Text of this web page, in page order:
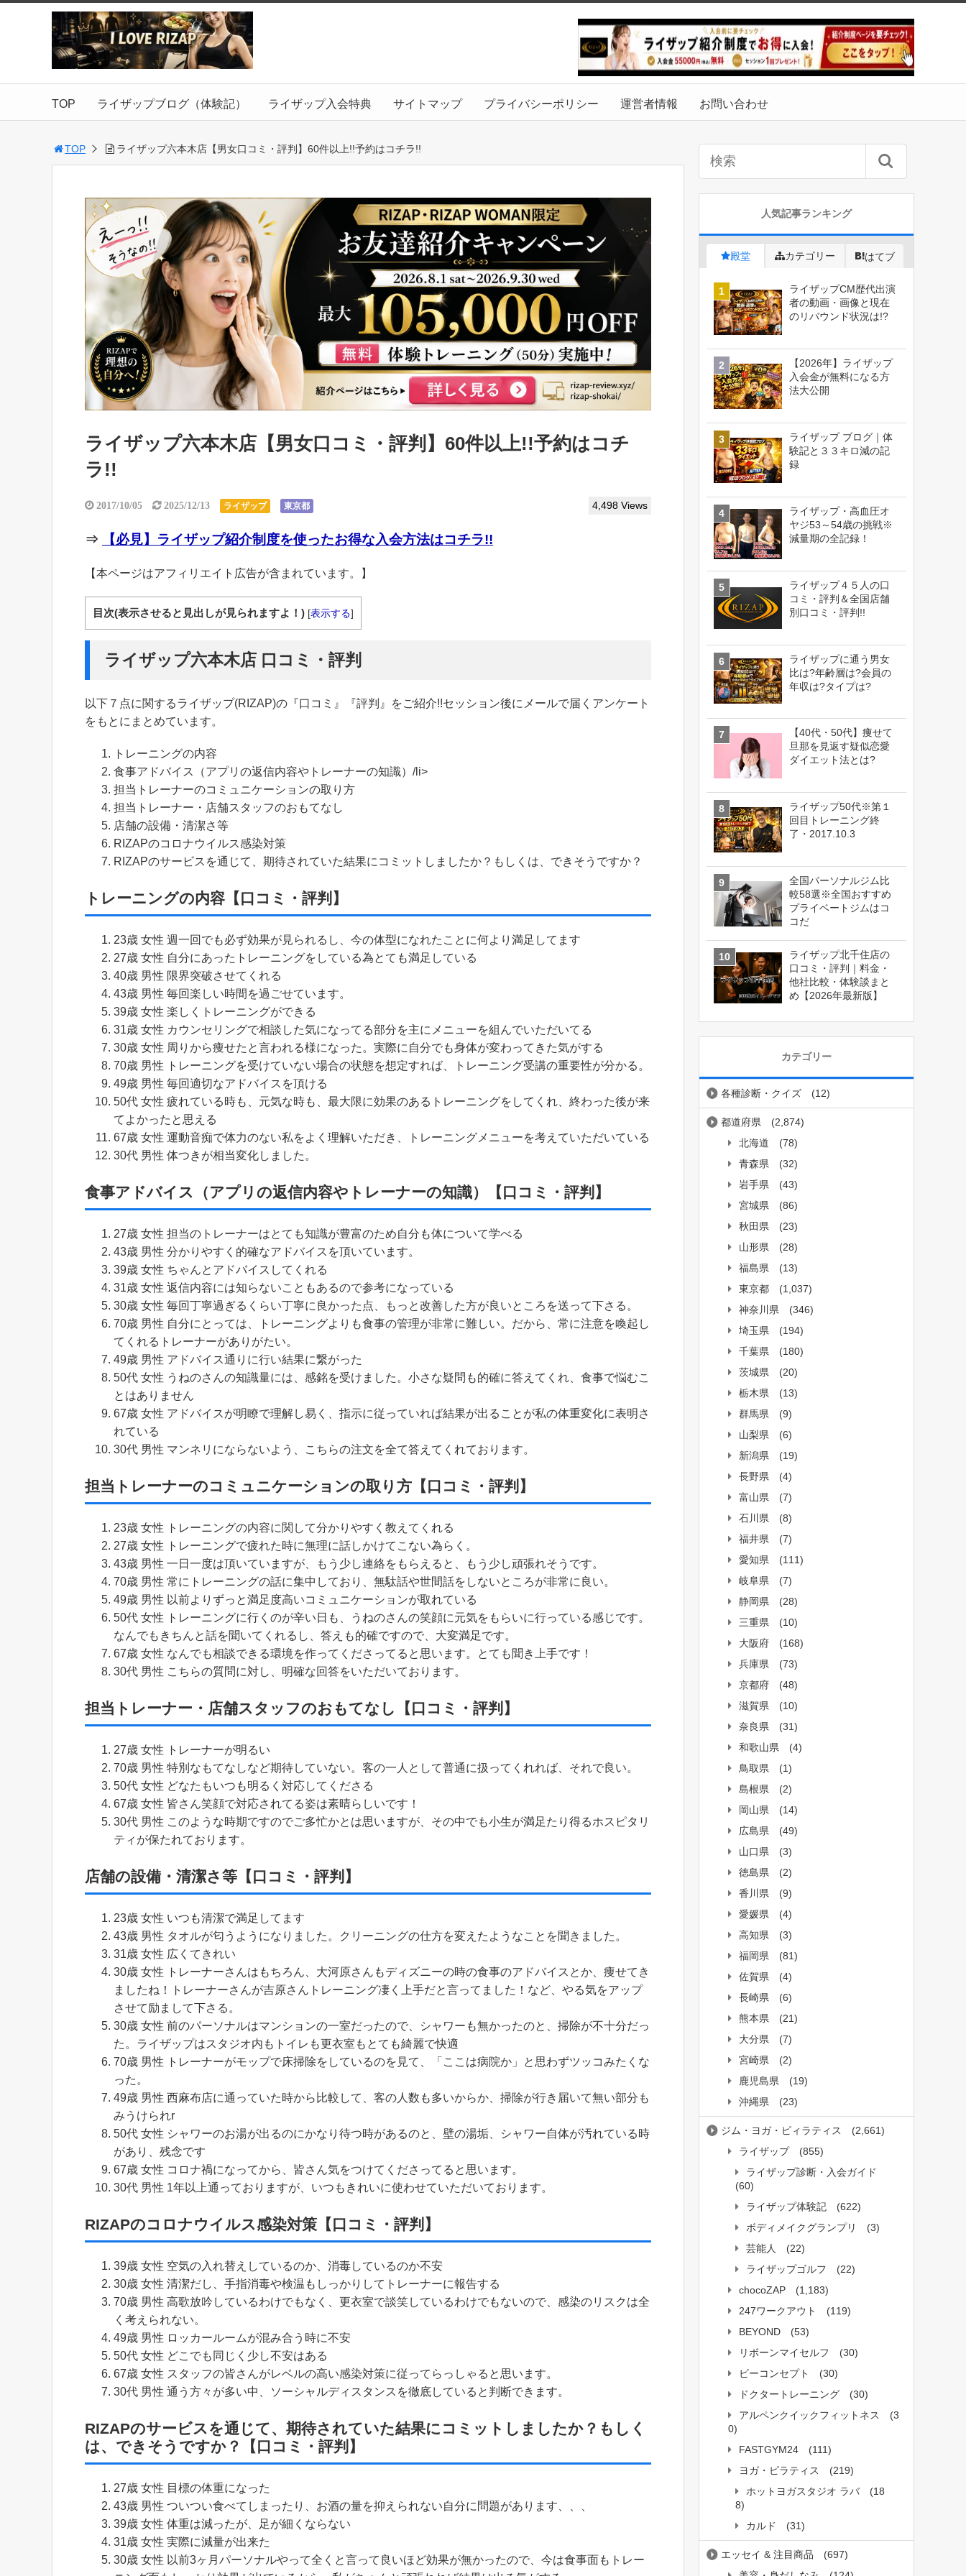
TOP ライザップブログ（体験記） ライザップ入会特典 サイトマップ プライバシーポリシー 運営者情報 お問い合わせ
TOP ライザップ六本木店【男女口コミ・評判】60件以上!!予約はコチラ!!
ライザップ六本木店【男女口コミ・評判】60件以上!!予約はコチ
ラ!!
2017/10/05 2025/12/13 ライザップ 東京都 4,498 Views
⇒ 【必見】ライザップ紹介制度を使ったお得な入会方法はコチラ!!
【本ページはアフィリエイト広告が含まれています。】
目次(表示させると見出しが見られますよ！) [表示する]
ライザップ六本木店 口コミ・評判
以下７点に関するライザップ(RIZAP)の『口コミ』『評判』をご紹介!!セッション後にメールで届くアンケート
をもとにまとめています。
トレーニングの内容
食事アドバイス（アプリの返信内容やトレーナーの知識）/li>
担当トレーナーのコミュニケーションの取り方
担当トレーナー・店舗スタッフのおもてなし
店舗の設備・清潔さ等
RIZAPのコロナウイルス感染対策
RIZAPのサービスを通じて、期待されていた結果にコミットしましたか？もしくは、できそうですか？
トレーニングの内容【口コミ・評判】
23歳 女性 週一回でも必ず効果が見られるし、今の体型になれたことに何より満足してます
27歳 女性 自分にあったトレーニングをしている為とても満足している
40歳 男性 限界突破させてくれる
43歳 男性 毎回楽しい時間を過ごせています。
39歳 女性 楽しくトレーニングができる
31歳 女性 カウンセリングで相談した気になってる部分を主にメニューを組んでいただいてる
30歳 女性 周りから痩せたと言われる様になった。実際に自分でも身体が変わってきた気がする
70歳 男性 トレーニングを受けていない場合の状態を想定すれば、トレーニング受講の重要性が分かる。
49歳 男性 毎回適切なアドバイスを頂ける
50代 女性 疲れている時も、元気な時も、最大限に効果のあるトレーニングをしてくれ、終わった後が来
てよかったと思える
67歳 女性 運動音痴で体力のない私をよく理解いただき、トレーニングメニューを考えていただいている
30代 男性 体つきが相当変化しました。
食事アドバイス（アプリの返信内容やトレーナーの知識）【口コミ・評判】
27歳 女性 担当のトレーナーはとても知識が豊富のため自分も体について学べる
43歳 男性 分かりやすく的確なアドバイスを頂いています。
39歳 女性 ちゃんとアドバイスしてくれる
31歳 女性 返信内容には知らないこともあるので参考になっている
30歳 女性 毎回丁寧過ぎるくらい丁寧に良かった点、もっと改善した方が良いところを送って下さる。
70歳 男性 自分にとっては、トレーニングよりも食事の管理が非常に難しい。だから、常に注意を喚起し
てくれるトレーナーがありがたい。
49歳 男性 アドバイス通りに行い結果に繋がった
50代 女性 うねのさんの知識量には、感銘を受けました。小さな疑問も的確に答えてくれ、食事で悩むこ
とはありません
67歳 女性 アドバイスが明瞭で理解し易く、指示に従っていれば結果が出ることが私の体重変化に表明さ
れている
30代 男性 マンネリにならないよう、こちらの注文を全て答えてくれております。
担当トレーナーのコミュニケーションの取り方【口コミ・評判】
23歳 女性 トレーニングの内容に関して分かりやすく教えてくれる
27歳 女性 トレーニングで疲れた時に無理に話しかけてこない為らく。
43歳 男性 一日一度は頂いていますが、もう少し連絡をもらえると、もう少し頑張れそうです。
70歳 男性 常にトレーニングの話に集中しており、無駄話や世間話をしないところが非常に良い。
49歳 男性 以前よりずっと満足度高いコミュニケーションが取れている
50代 女性 トレーニングに行くのが辛い日も、うねのさんの笑顔に元気をもらいに行っている感じです。
なんでもきちんと話を聞いてくれるし、答えも的確ですので、大変満足です。
67歳 女性 なんでも相談できる環境を作ってくださってると思います。とても聞き上手です！
30代 男性 こちらの質問に対し、明確な回答をいただいております。
担当トレーナー・店舗スタッフのおもてなし【口コミ・評判】
27歳 女性 トレーナーが明るい
70歳 男性 特別なもてなしなど期待していない。客の一人として普通に扱ってくれれば、それで良い。
50代 女性 どなたもいつも明るく対応してくださる
67歳 女性 皆さん笑顔で対応されてる姿は素晴らしいです！
30代 男性 このような時期ですのでご多忙かとは思いますが、その中でも小生が満足たり得るホスピタリ
ティが保たれております。
店舗の設備・清潔さ等【口コミ・評判】
23歳 女性 いつも清潔で満足してます
43歳 男性 タオルが匂うようになりました。クリーニングの仕方を変えたようなことを聞きました。
31歳 女性 広くてきれい
30歳 女性 トレーナーさんはもちろん、大河原さんもディズニーの時の食事のアドバイスとか、痩せてき
ましたね！トレーナーさんが吉原さんトレーニング凄く上手だと言ってました！など、やる気をアップ
させて励まして下さる。
30歳 女性 前のパーソナルはマンションの一室だったので、シャワーも無かったのと、掃除が不十分だっ
た。ライザップはスタジオ内もトイレも更衣室もとても綺麗で快適
70歳 男性 トレーナーがモップで床掃除をしているのを見て、「ここは病院か」と思わずツッコみたくな
った。
49歳 男性 西麻布店に通っていた時から比較して、客の人数も多いからか、掃除が行き届いて無い部分も
みうけられr
50代 女性 シャワーのお湯が出るのにかなり待つ時があるのと、壁の湯垢、シャワー自体が汚れている時
があり、残念です
67歳 女性 コロナ禍になってから、皆さん気をつけてくださってると思います。
30代 男性 1年以上通っておりますが、いつもきれいに使わせていただいております。
RIZAPのコロナウイルス感染対策【口コミ・評判】
39歳 女性 空気の入れ替えしているのか、消毒しているのか不安
30歳 女性 清潔だし、手指消毒や検温もしっかりしてトレーナーに報告する
70歳 男性 高歌放吟しているわけでもなく、更衣室で談笑しているわけでもないので、感染のリスクは全
く考えられない。
49歳 男性 ロッカールームが混み合う時に不安
50代 女性 どこでも同じく少し不安はある
67歳 女性 スタッフの皆さんがレベルの高い感染対策に従ってらっしゃると思います。
30代 男性 通う方々が多い中、ソーシャルディスタンスを徹底していると判断できます。
RIZAPのサービスを通じて、期待されていた結果にコミットしましたか？もしく
は、できそうですか？【口コミ・評判】
27歳 女性 目標の体重になった
43歳 男性 ついつい食べてしまったり、お酒の量を抑えられない自分に問題があります、、、
39歳 女性 体重は減ったが、足が細くならない
31歳 女性 実際に減量が出来た
30歳 女性 以前3ヶ月パーソナルやって全くと言って良いほど効果が無かったので、今は食事面もトレー
人気記事ランキング
殿堂 カテゴリー はてブ
ライザップCM歴代出演
者の動画・画像と現在
のリバウンド状況は!?
【2026年】ライザップ
入会金が無料になる方
法大公開
ライザップ ブログ｜体
験記と３３キロ減の記
録
ライザップ・高血圧オ
ヤジ53～54歳の挑戦※
減量期の全記録！
ライザップ４５人の口
コミ・評判＆全国店舗
別口コミ・評判!!
ライザップに通う男女
比は?年齢層は?会員の
年収は?タイプは?
【40代・50代】痩せて
旦那を見返す疑似恋愛
ダイエット法とは?
ライザップ50代※第１
回目トレーニング終
了・2017.10.3
全国パーソナルジム比
較58選※全国おすすめ
プライベートジムはコ
コだ
ライザップ北千住店の
口コミ・評判｜料金・
他社比較・体験談まと
め【2026年最新版】
カテゴリー
各種診断・クイズ (12)
都道府県
(2,874)
北海道
(78)
青森県
(32)
岩手県
(43)
宮城県
(86)
秋田県
(23)
山形県
(28)
福島県
(13)
東京都
(1,037)
神奈川県
(346)
埼玉県
(194)
千葉県
(180)
茨城県
(20)
栃木県
(13)
群馬県
(9)
山梨県
(6)
新潟県
(19)
長野県
(4)
富山県
(7)
石川県
(8)
福井県
(7)
愛知県
(111)
岐阜県
(7)
静岡県
(28)
三重県
(10)
大阪府
(168)
兵庫県
(73)
京都府
(48)
滋賀県
(10)
奈良県
(31)
和歌山県
(4)
鳥取県
(1)
島根県
(2)
岡山県
(14)
広島県
(49)
山口県
(3)
徳島県
(2)
香川県
(9)
愛媛県
(4)
高知県
(3)
福岡県
(81)
佐賀県
(4)
長崎県
(6)
熊本県
(21)
大分県
(7)
宮崎県
(2)
鹿児島県
(19)
沖縄県
(23)
ジム・ヨガ・ピィラティス
(2,661)
ライザップ
(855)
ライザップ診断・入会ガイド
(60)
ライザップ体験記
(622)
ボディメイクグランプリ
(3)
芸能人
(22)
ライザップゴルフ
(22)
chocoZAP
(1,183)
247ワークアウト
(119)
BEYOND
(53)
リボーンマイセルフ
(30)
ビーコンセプト
(30)
ドクタートレーニング
(30)
アルペンクイックフィットネス
(3
0)
FASTGYM24
(111)
ヨガ・ピラティス
(219)
ホットヨガスタジオ ラバ
(18
8)
カルド
(31)
エッセイ & 注目商品
(697)